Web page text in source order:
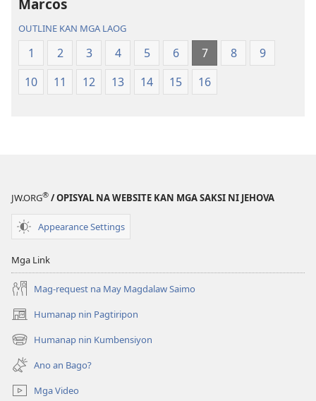
Kasuratan
kan
Banal
OUTLINE KAN MGA LAOG
1 2 3 4 5 6 7 8
9
10
11 12 13 14 15 16
JW.ORG® / OPISYAL NA WEBSITE KAN MGA SAKSI NI JEHOVA
Appearance Settings
Mga Link
Mag-request na May Magdalaw Saimo
Humanap nin Pagtiripon
(opens
new
window)
Humanap nin Kumbensiyon
(opens
new
window)
Ano an Bago?
Mga Video